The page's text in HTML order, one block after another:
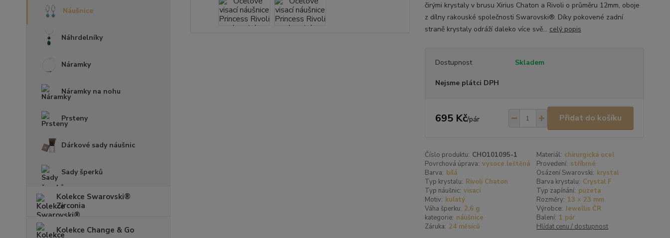
Náušnice
Náhrdelníky
Náramky
Náramky na nohu
Prsteny
Dárkové sady náušnic
Sady šperků
Kolekce Swarovski®
Zirconia
Kolekce Change & Go
čirými krystaly v brusu Xirius Chaton a Rivoli o průměru 12mm, oboje
z dílny rakouské společnosti Swarovski®. Díky pokovené zadní
straně krystaly odráží daleko více svě... celý popis
Dostupnost Skladem
Nejsme plátci DPH
695 Kč/pár Přidat do košíku
Číslo produktu: CHO101095-1 Materiál: chirurgická ocel
Povrchová úprava: vysoce leštěná Provedení: stříbrné
Barva: bílá Osázení Swarovski: krystal
Typ krystalu: Rivoli Chaton Barva krystalu: Crystal F
Typ náušnic: visací Typ zapínání: puzeta
Motiv: kulatý Rozměry: 13 × 23 mm
Váha šperku: 2,6 g Výrobce: Jewellis ČR
kategorie: náušnice Balení: 1 pár
Záruka: 24 měsíců Hlídat cenu / dostupnost